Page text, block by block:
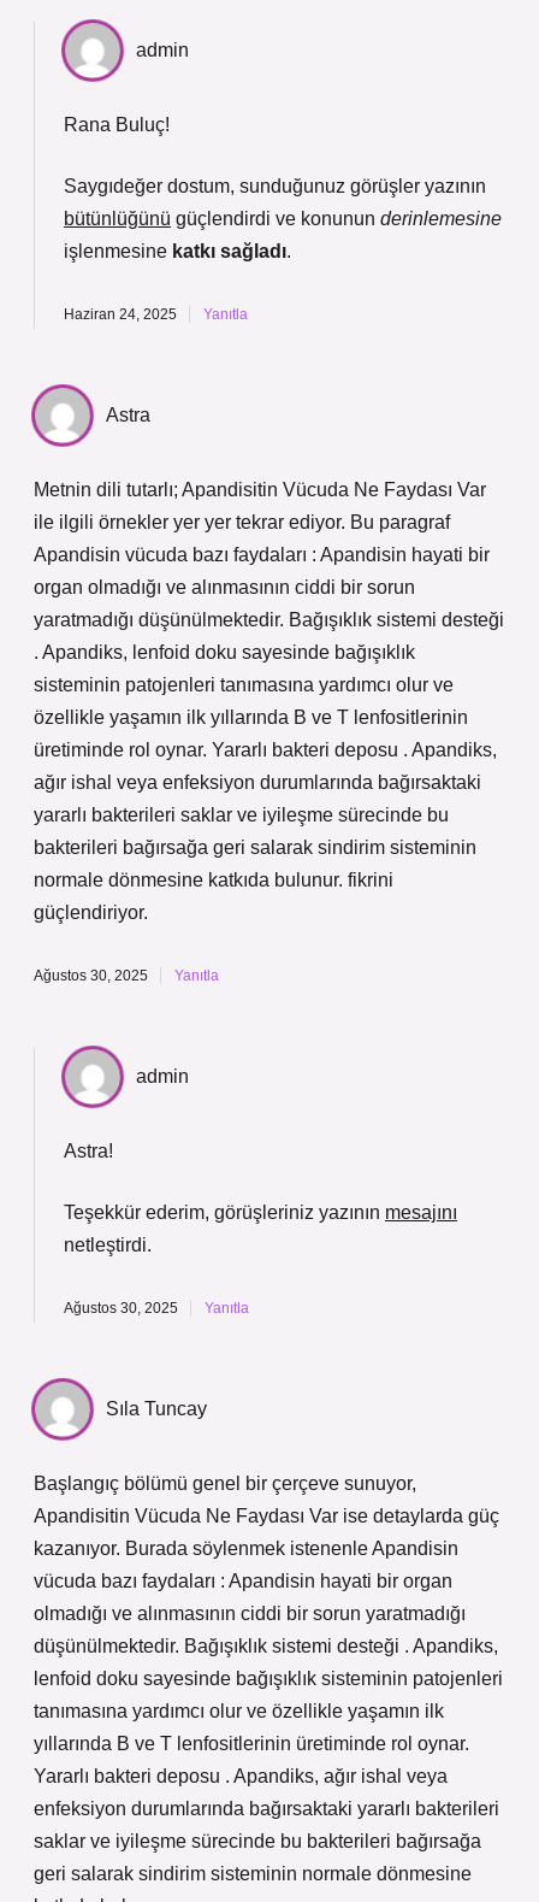
admin
Rana Buluç!
Saygıdeğer dostum, sunduğunuz görüşler yazının
bütünlüğünü güçlendirdi ve konunun derinlemesine
işlenmesine katkı sağladı.
Haziran 24, 2025 Yanıtla
Astra
Metnin dili tutarlı; Apandisitin Vücuda Ne Faydası Var
ile ilgili örnekler yer yer tekrar ediyor. Bu paragraf
Apandisin vücuda bazı faydaları : Apandisin hayati bir
organ olmadığı ve alınmasının ciddi bir sorun
yaratmadığı düşünülmektedir. Bağışıklık sistemi desteği
. Apandiks, lenfoid doku sayesinde bağışıklık
sisteminin patojenleri tanımasına yardımcı olur ve
özellikle yaşamın ilk yıllarında B ve T lenfositlerinin
üretiminde rol oynar. Yararlı bakteri deposu . Apandiks,
ağır ishal veya enfeksiyon durumlarında bağırsaktaki
yararlı bakterileri saklar ve iyileşme sürecinde bu
bakterileri bağırsağa geri salarak sindirim sisteminin
normale dönmesine katkıda bulunur. fikrini
güçlendiriyor.
Ağustos 30, 2025 Yanıtla
admin
Astra!
Teşekkür ederim, görüşleriniz yazının mesajını
netleştirdi.
Ağustos 30, 2025 Yanıtla
Sıla Tuncay
Başlangıç bölümü genel bir çerçeve sunuyor,
Apandisitin Vücuda Ne Faydası Var ise detaylarda güç
kazanıyor. Burada söylenmek istenenle Apandisin
vücuda bazı faydaları : Apandisin hayati bir organ
olmadığı ve alınmasının ciddi bir sorun yaratmadığı
düşünülmektedir. Bağışıklık sistemi desteği . Apandiks,
lenfoid doku sayesinde bağışıklık sisteminin patojenleri
tanımasına yardımcı olur ve özellikle yaşamın ilk
yıllarında B ve T lenfositlerinin üretiminde rol oynar.
Yararlı bakteri deposu . Apandiks, ağır ishal veya
enfeksiyon durumlarında bağırsaktaki yararlı bakterileri
saklar ve iyileşme sürecinde bu bakterileri bağırsağa
geri salarak sindirim sisteminin normale dönmesine